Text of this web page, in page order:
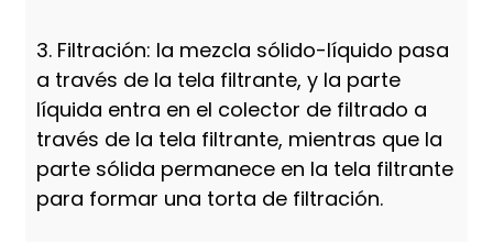
3. Filtración: la mezcla sólido-líquido pasa
a través de la tela filtrante, y la parte
líquida entra en el colector de filtrado a
través de la tela filtrante, mientras que la
parte sólida permanece en la tela filtrante
para formar una torta de filtración.